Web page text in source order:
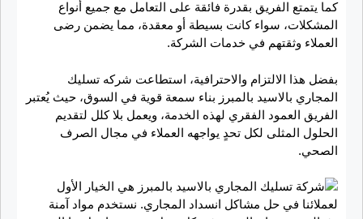
كما يتمتع الفريق بقدرة فائقة على التعامل مع جميع أنواع
المشكلات، سواء كانت بسيطة أو معقدة، مما يضمن رضى
العملاء وثقتهم في خدمات الشركة.
بفضل هذا الالتزام والاحترافية، استطاعت شركه تسليك
المجاري بالاسيد بالمبرز بناء سمعة قوية في السوق، حيث يُعتبر
الفريق العمود الفقري لهذه الخدمة، ويعمل بلا كلل لتقديم
الحلول المثلى لكل تحدٍ يواجهه العملاء في مجال الصرف
الصحي.